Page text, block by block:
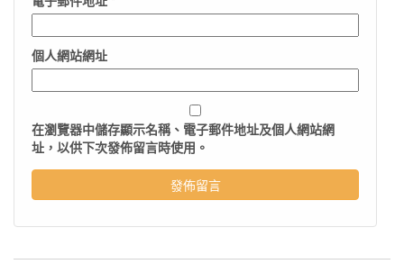
個人網站網址
在瀏覽器中儲存顯示名稱、電子郵件地址及個人網站網
址，以供下次發佈留言時使用。